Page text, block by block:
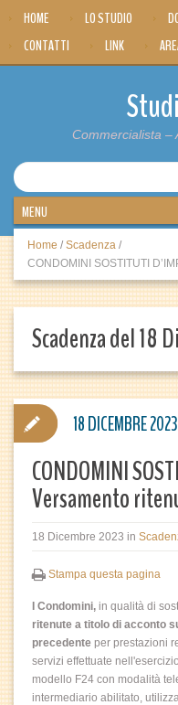
HOME LO STUDIO
CONTATTI
LINK
Commercialista –
Home / Scadenza /
CONDOMINI SOSTITUTI
Scadenza del 18
CONDOMINI
Versamento
18 Dicembre 2023 in
Stampa questa pagina
I Condomini, in qualità di
ritenute a titolo di acconto
precedente per prestazioni
servizi effettuate
modello F24 con modalità
intermediario abilitato,
18 DICEMBRE 2023